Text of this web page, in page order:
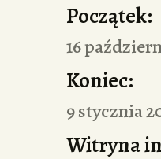
Początek:
16
Koniec:
9 stycznia
Witryna